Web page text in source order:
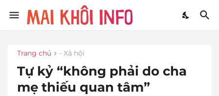
Trang chủ - Xã hội
Tự kỷ “không phải do cha
mẹ thiếu quan tâm”